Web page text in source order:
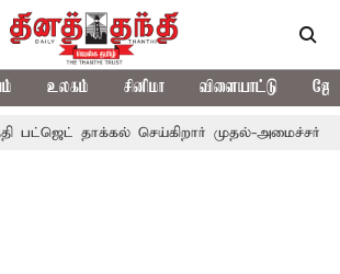
உலகம் சினிமா விளையாட்டு
செய்கிறார் முதல்-அமைச்சர் ரங்கசாமி